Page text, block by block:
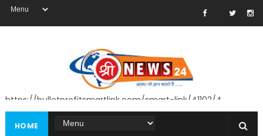
https://bulletprofitsmartlink.com/smart-link/41102/4
HOME